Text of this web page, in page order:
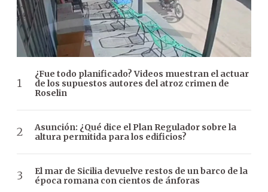
¿Fue todo planificado? Videos muestran el actuar
de los supuestos autores del atroz crimen de
Roselin
Asunción: ¿Qué dice el Plan Regulador sobre la
altura permitida para los edificios?
El mar de Sicilia devuelve restos de un barco de la
época romana con cientos de ánforas